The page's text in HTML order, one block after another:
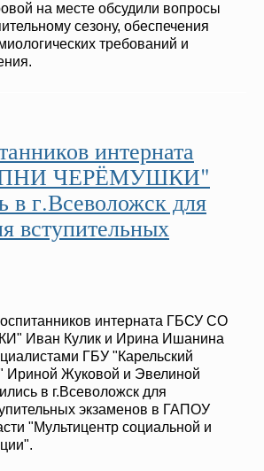
на месте обсудили вопросы
сезону, обеспечения
требований и
интерната
ЧЕРЁМУШКИ"
в г.Всеволожск для
вступительных
интерната ГБСУ СО
Иван Кулик и Ирина Ишанина
ГБУ "Карельский
Ириной Жуковой и Эвелиной
в г.Всеволожск для
экзаменов в ГАПОУ
"Мультицентр социальной и